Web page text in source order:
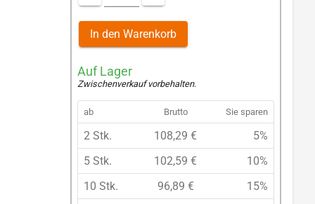
In den Warenkorb
Auf Lager
Zwischenverkauf vorbehalten.
ab Brutto Sie sparen
2 Stk. 108,29 €
5%
5 Stk.
102,59 €
10%
10 Stk.
96,89 €
15%